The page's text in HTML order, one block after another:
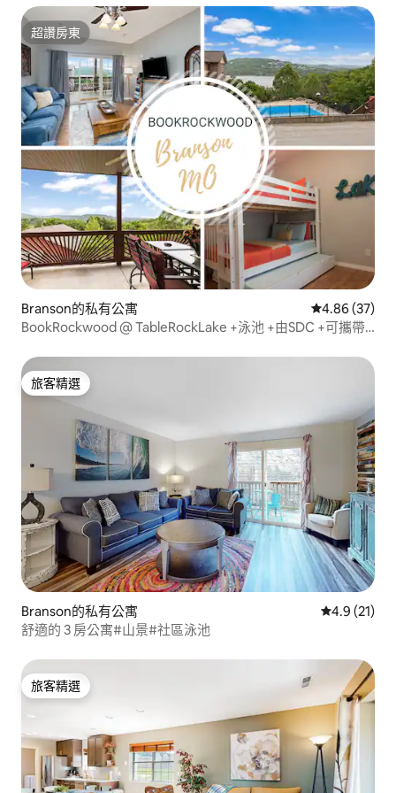
超讚房東
超讚房東
Branson的私有公寓 從 37 則評價
4.86 (37)
BookRockwood @ TableRockLake +泳池 +由SDC +可攜帶
旅客精選
旅客精選
Branson的私有公寓 從 21 則評
4.9 (21)
舒適的 3 房公寓#山景#社區泳池
旅客精選
旅客精選